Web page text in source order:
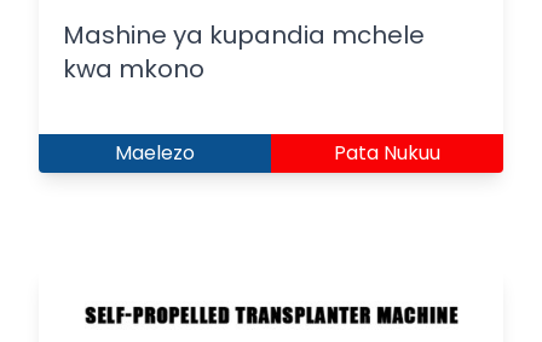
Mashine ya kupandia mchele
kwa mkono
Maelezo Pata Nukuu